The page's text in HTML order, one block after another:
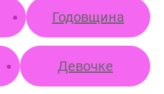
Годовщина
Девочке